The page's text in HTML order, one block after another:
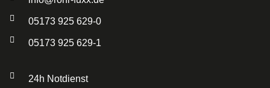
05173 925 629-0
05173 925 629-1
24h Notdienst